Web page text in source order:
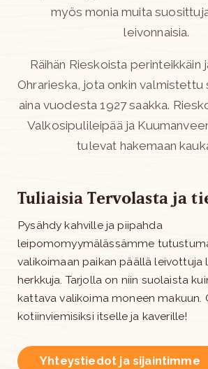
myös monia muita
leivonnaisia.
Räihän Rieskoista perinteikkäin
Ohrarieska, jota onkin valmistettu
aina vuodesta 1927 saakka.
Valkosipulileipää ja
tulevat hakemaan
Tuliaisia Tervolasta ja
Pysähdy kahville ja piipahda
leipomomyymälässämme
valikoimaan paikan päällä leivottuja
herkkuja. Tarjolla on niin suolaista
kattava valikoima moneen makuun.
kotiinviemisiksi itselle ja kaverille!
Yhteystiedot ja sijaintimme